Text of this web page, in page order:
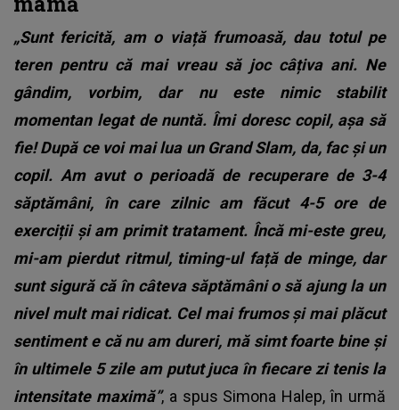
„Sunt fericită, am o viață frumoasă, dau totul pe
teren pentru că mai vreau să joc câțiva ani. Ne
gândim, vorbim, dar nu este nimic stabilit
momentan legat de nuntă. Îmi doresc copil, așa să
fie! După ce voi mai lua un Grand Slam, da, fac și un
copil. Am avut o perioadă de recuperare de 3-4
săptămâni, în care zilnic am făcut 4-5 ore de
exerciții și am primit tratament. Încă mi-este greu,
mi-am pierdut ritmul, timing-ul față de minge, dar
sunt sigură că în câteva săptămâni o să ajung la un
nivel mult mai ridicat. Cel mai frumos și mai plăcut
sentiment e că nu am dureri, mă simt foarte bine și
în ultimele 5 zile am putut juca în fiecare zi tenis la
intensitate maximă”, a spus Simona Halep, în urmă